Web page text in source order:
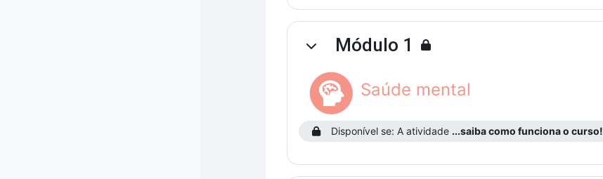
ContrairMódulo 1
Saúde mental
Disponível se: A atividade ...saiba como funciona o curso!